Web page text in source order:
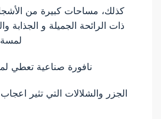
ذات الرائحة الجميلة و الجذابة
4- نافورة صناعية تعطي